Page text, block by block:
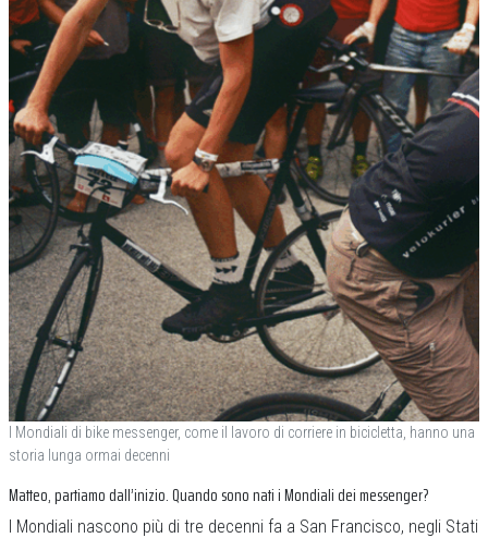
I Mondiali di bike messenger, come il lavoro di corriere in bicicletta, hanno una
storia lunga ormai decenni
Matteo, partiamo dall’inizio. Quando sono nati i Mondiali dei messenger?
I Mondiali nascono più di tre decenni fa a San Francisco, negli Stati